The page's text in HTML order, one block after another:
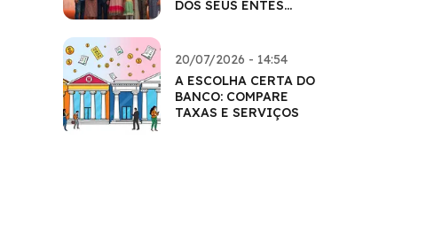
DOS SEUS ENTES
20/07/2026 - 14:54
A ESCOLHA CERTA DO
BANCO: COMPARE
TAXAS E SERVIÇOS